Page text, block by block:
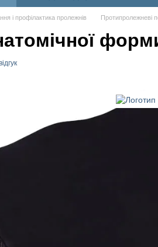
і профілактика пролежнів Протипролежневі